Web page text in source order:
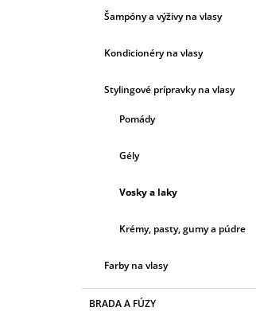
Šampóny a výživy na vlasy
Kondicionéry na vlasy
Stylingové prípravky na vlasy
Pomády
Gély
Vosky a laky
Krémy, pasty, gumy a púdre
Farby na vlasy
BRADA A FÚZY